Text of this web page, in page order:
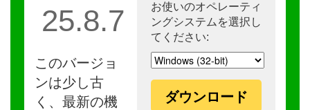
お使いのオペレーティ
ングシステムを選択し
てください:
ダウンロード
25.8.7
このバージョ
ンは少し古
く、最新の機